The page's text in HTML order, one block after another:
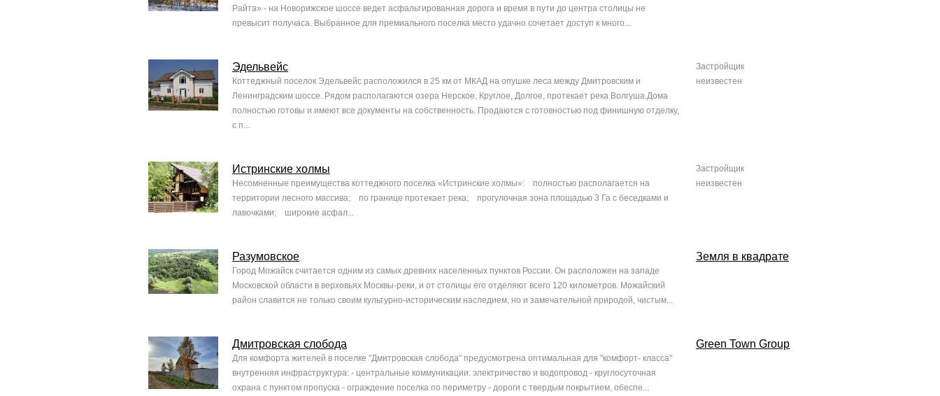
Райта» - на Новорижское шоссе ведет асфальтированная дорога и время в пути до центра столицы не
превысит получаса. Выбранное для премиального поселка место удачно сочетает доступ к много...
Эдельвейс
Коттеджный поселок Эдельвейс расположился в 25 км от МКАД на опушке леса между Дмитровским и
Ленинградским шоссе. Рядом располагаются озера Нерское, Круглое, Долгое, протекает река Волгуша.Дома
полностью готовы и имеют все документы на собственность. Продаются с готовностью под финишную отделку,
с п...
Застройщик
неизвестен
Истринские холмы
Несомненные преимущества коттеджного поселка «Истринские холмы»: полностью располагается на
территории лесного массива; по границе протекает река; прогулочная зона площадью 3 Га с беседками и
лавочками; широкие асфал...
Застройщик
неизвестен
Разумовское
Город Можайск считается одним из самых древних населенных пунктов России. Он расположен на западе
Московской области в верховьях Москвы-реки, и от столицы его отделяют всего 120 километров. Можайский
район славится не только своим культурно-историческим наследием, но и замечательной природой, чистым...
Земля в квадрате
Дмитровская слобода
Для комфорта жителей в поселке "Дмитровская слобода" предусмотрена оптимальная для "комфорт- класса"
внутренняя инфраструктура: - центральные коммуникации: электричество и водопровод - круглосуточная
охрана с пунктом пропуска - ограждение поселка по периметру - дороги с твердым покрытием, обеспе...
Green Town Group